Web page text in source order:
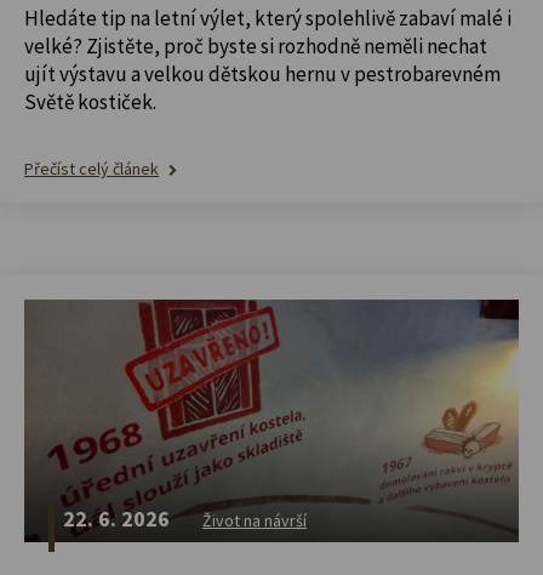
Hledáte tip na letní výlet, který spolehlivě zabaví malé i
velké? Zjistěte, proč byste si rozhodně neměli nechat
ujít výstavu a velkou dětskou hernu v pestrobarevném
Světě kostiček.
Přečíst celý článek
22. 6. 2026 Život na návrší